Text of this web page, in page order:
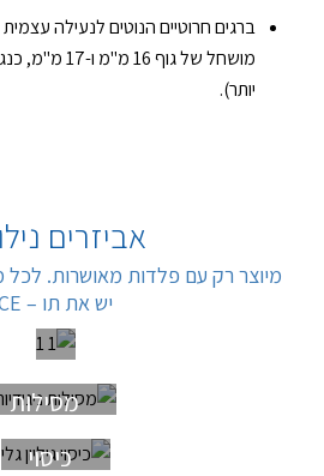
ברגים חרוטיים הנוטים לנעילה
מושחל של גוף
יותר).
אביזרים
יש את תו – CE
מדפי
מסילות
כיסוי